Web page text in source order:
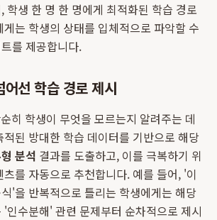
학생 한 명 한 명에게 최적화된 학습 경로
는 학생의 상태를 입체적으로 파악할 수
를 제공합니다.
선 학습 경로 제시
히 학생이 무엇을 모르는지 알려주는 데
된 방대한 학습 데이터를 기반으로 해당
분석 결과를 도출하고, 이를 극복하기 위
를 자동으로 추천합니다. 예를 들어, '이
'을 반복적으로 틀리는 학생에게는 해당
인수분해' 관련 문제부터 순차적으로 제시